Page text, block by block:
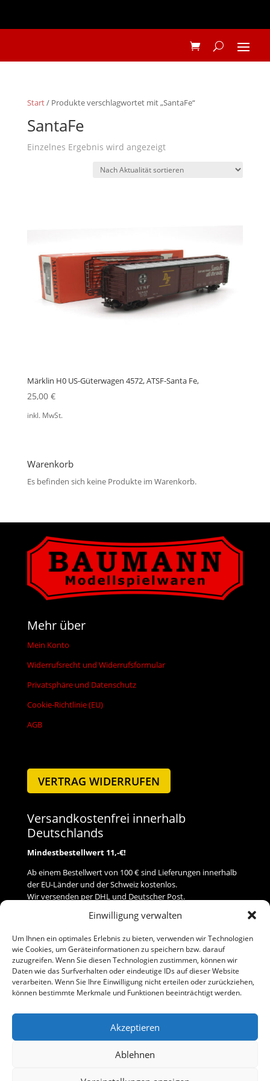
Einwilligung verwalten
Um Ihnen ein optimales Erlebnis zu bieten, verwenden wir Technologien
wie Cookies, um Geräteinformationen zu speichern bzw. darauf
zuzugreifen. Wenn Sie diesen Technologien zustimmen, können wir
Daten wie das Surfverhalten oder eindeutige IDs auf dieser Website
verarbeiten. Wenn Sie Ihre Einwilligung nicht erteilen oder zurückziehen,
können bestimmte Merkmale und Funktionen beeinträchtigt werden.
Akzeptieren
Ablehnen
Start/ Produkte verschlagwortet mit „SantaFe“
SantaFe
Einzelnes Ergebnis wird angezeigt
Märklin H0 US-Güterwagen 4572, ATSF-Santa Fe,
25,00 €
inkl. MwSt.
Warenkorb
Es befinden sich keine Produkte im Warenkorb.
Mehr über
Mein Konto
Widerrufsrecht und Widerrufsformular
Privatsphäre und Datenschutz
Cookie-Richtlinie (EU)
AGB
VERTRAG WIDERRUFEN
Versandkostenfrei innerhalb
Deutschlands
Mindestbestellwert 11,-€!
Ab einem Bestellwert von 100 € sind Lieferungen innerhalb
der EU-Länder und der Schweiz kostenlos.
Wir versenden per DHL und Deutscher Post.
Versand
Zahlung
Baumann Modellspielwaren
Telefon (0 91 61) 33 84